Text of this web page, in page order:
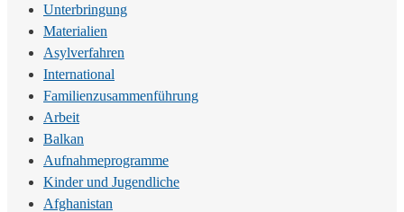
Unterbringung
Materialien
Asylverfahren
International
Familienzusammenführung
Arbeit
Balkan
Aufnahmeprogramme
Kinder und Jugendliche
Afghanistan